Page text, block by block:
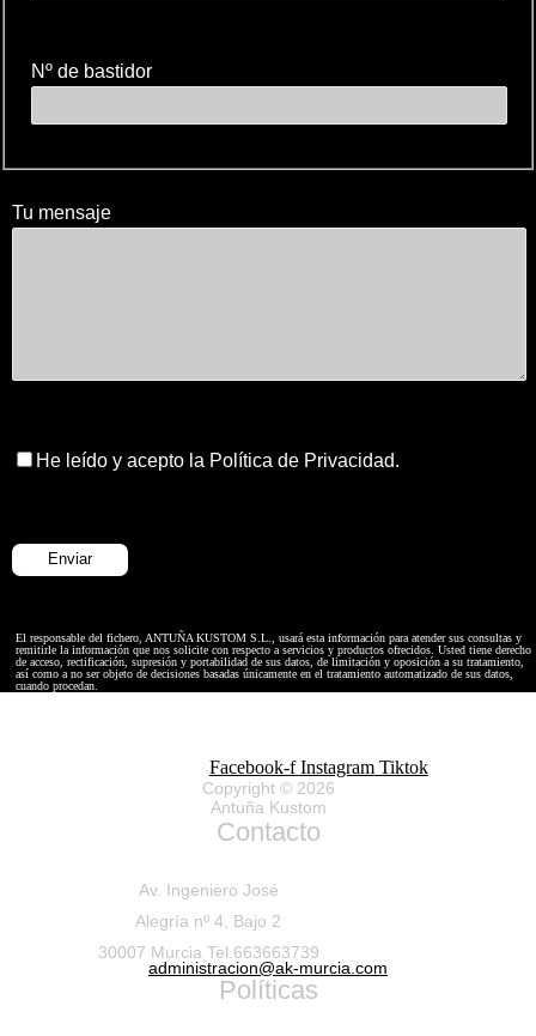
Nº de bastidor
Tu mensaje
He leído y acepto la Política de Privacidad.
El responsable del fichero, ANTUÑA KUSTOM S.L., usará esta información para atender sus consultas y
remitirle la información que nos solicite con respecto a servicios y productos ofrecidos. Usted tiene derecho
de acceso, rectificación, supresión y portabilidad de sus datos, de limitación y oposición a su tratamiento,
así como a no ser objeto de decisiones basadas únicamente en el tratamiento automatizado de sus datos,
cuando procedan.
Facebook-f Instagram Tiktok
Copyright © 2026
Antuña Kustom
Contacto
Av. Ingeniero José
Alegría nº 4, Bajo 2
30007 Murcia Tel.663663739
administracion@ak-murcia.com
Políticas